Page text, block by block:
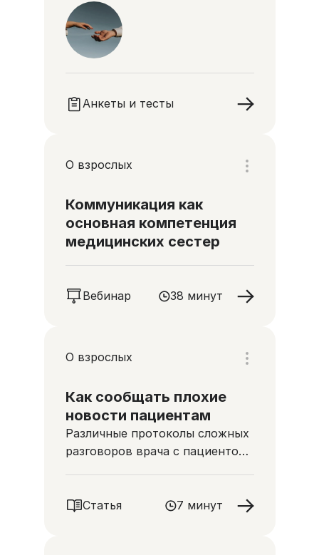
Анкеты и тесты
О взрослых
Коммуникация как
основная компетенция
медицинских сестер
Вебинар 38 минут
О взрослых
Как сообщать плохие
новости пациентам
Различные протоколы сложных
разговоров врача с пациентом
Статья 7 минут